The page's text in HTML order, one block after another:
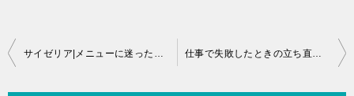
投
サイゼリア|メニューに迷ったときや店員さんと仲良くなりたいなら裏メニューを頼もう 仕事で失敗したときの立ち直り方